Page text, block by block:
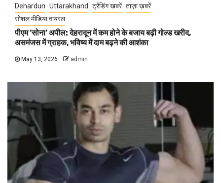
Dehardun Uttarakhand ट्रेंडिंग खबरें ताज़ा ख़बरें
सोशल मीडिया वायरल
पीएम ‘सोना’ अपील: देहरादून में कम होने के बजाय बढ़ी गोल्ड खरीद,
असमंजस में ग्राहक, भविष्य में दाम बढ़ने की आशंका
May 13, 2026 admin